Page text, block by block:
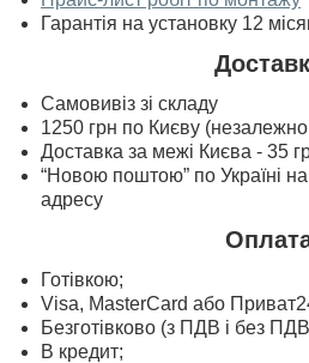
Гарантія на установку 12
Самовивіз зі складу
1250 грн по Києву (незалежно
Доставка за межі Києва - 35
“Новою поштою” по Україні
адресу
Готівкою;
Visa, MasterСard або
Безготівково (з ПДВ і без
В кредит;